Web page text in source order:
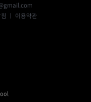
ㅣ 이용약관